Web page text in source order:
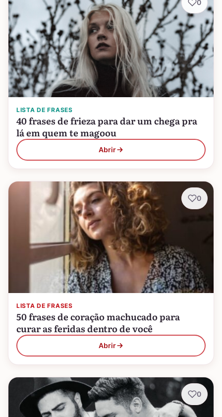
LISTA DE FRASES
40 frases de frieza para dar um chega pra
lá em quem te magoou
Abrir
0
LISTA DE FRASES
50 frases de coração machucado para
curar as feridas dentro de você
Abrir
0
0